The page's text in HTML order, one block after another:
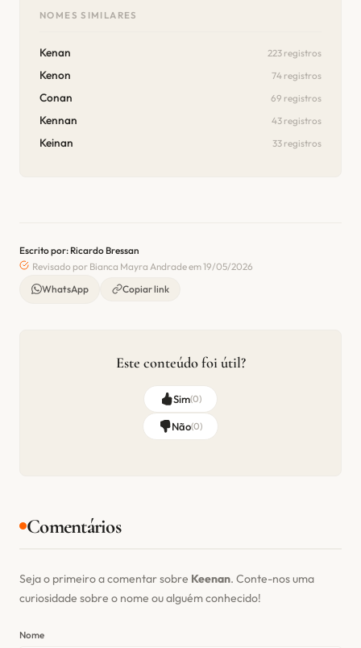
NOMES SIMILARES
Kenan 223 registros
Kenon 74 registros
Conan 69 registros
Kennan 43 registros
Keinan 33 registros
Escrito por: Ricardo Bressan
Revisado por Bianca Mayra Andrade em 19/05/2026
WhatsApp
Copiar link
Este conteúdo foi útil?
Sim(0)
Não(0)
Comentários
Seja o primeiro a comentar sobre Keenan. Conte-nos uma
curiosidade sobre o nome ou alguém conhecido!
Nome